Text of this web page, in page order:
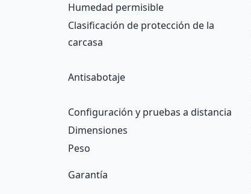
Humedad permisible
Clasificación de protección de la
carcasa
Antisabotaje
Configuración y pruebas a distancia
Dimensiones
Peso
Garantía